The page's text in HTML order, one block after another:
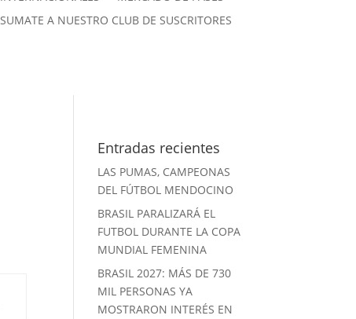
SUMATE A NUESTRO CLUB DE SUSCRITORES
Entradas recientes
LAS PUMAS, CAMPEONAS
DEL FÚTBOL MENDOCINO
BRASIL PARALIZARÁ EL
FUTBOL DURANTE LA COPA
MUNDIAL FEMENINA
BRASIL 2027: MÁS DE 730
MIL PERSONAS YA
MOSTRARON INTERÉS EN